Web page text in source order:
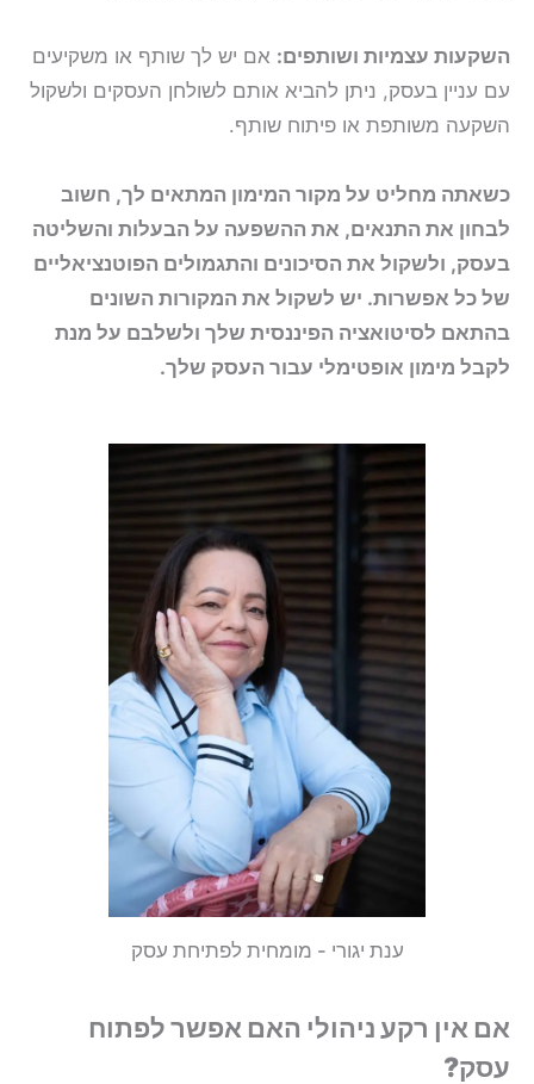
השקעות עצמיות ושותפים: אם יש לך שותף או משקיעים
עם עניין בעסק, ניתן להביא אותם לשולחן העסקים ולשקול
השקעה משותפת או פיתוח שותף.
כשאתה מחליט על מקור המימון המתאים לך, חשוב
לבחון את התנאים, את ההשפעה על הבעלות והשליטה
בעסק, ולשקול את הסיכונים והתגמולים הפוטנציאליים
של כל אפשרות. יש לשקול את המקורות השונים
בהתאם לסיטואציה הפיננסית שלך ולשלבם על מנת
לקבל מימון אופטימלי עבור העסק שלך.
ענת יגורי - מומחית לפתיחת עסק
אם אין רקע ניהולי האם אפשר לפתוח
עסק?